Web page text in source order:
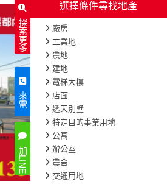
選擇條件尋找地產
廠房
工業地
農地
建地
電梯大樓
店面
透天別墅
特定目的事業用地
公寓
辦公室
農舍
交通用地
探索更多
來電
加LINE